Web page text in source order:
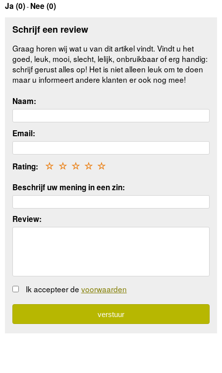
Ja (0)- Nee (0)
Schrijf een review
Graag horen wij wat u van dit artikel vindt. Vindt u het
goed, leuk, mooi, slecht, lelijk, onbruikbaar of erg handig:
schrijf gerust alles op! Het is niet alleen leuk om te doen
maar u informeert andere klanten er ook nog mee!
Naam:
Email:
Rating: ☆
☆
☆
☆
☆
Beschrijf uw mening in een zin:
Review:
Ik accepteer de voorwaarden